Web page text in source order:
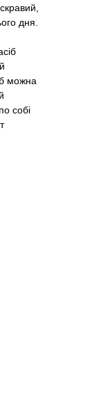
дня.
можна
собі